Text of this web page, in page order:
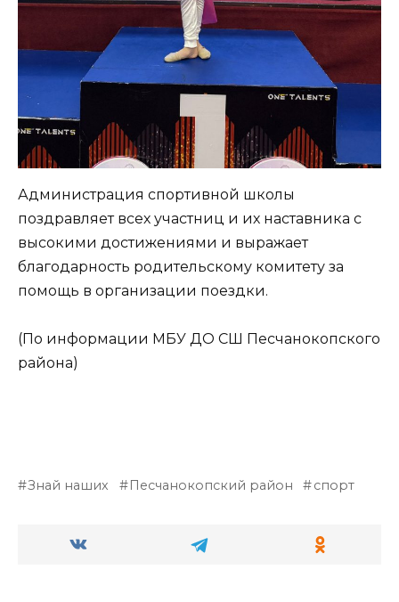
Администрация спортивной школы
поздравляет всех участниц и их наставника с
высокими достижениями и выражает
благодарность родительскому комитету за
помощь в организации поездки.
(По информации МБУ ДО СШ Песчанокопского
района)
Знай наших Песчанокопский район спорт